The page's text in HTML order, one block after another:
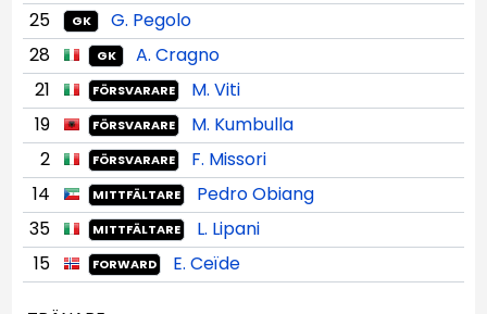
25 GK
G. Pegolo
28
GK
A. Cragno
21
FÖRSVARARE
M. Viti
19
FÖRSVARARE
M. Kumbulla
2
FÖRSVARARE
F. Missori
14
MITTFÄLTARE
Pedro Obiang
35
MITTFÄLTARE
L. Lipani
15
FORWARD E. Ceïde